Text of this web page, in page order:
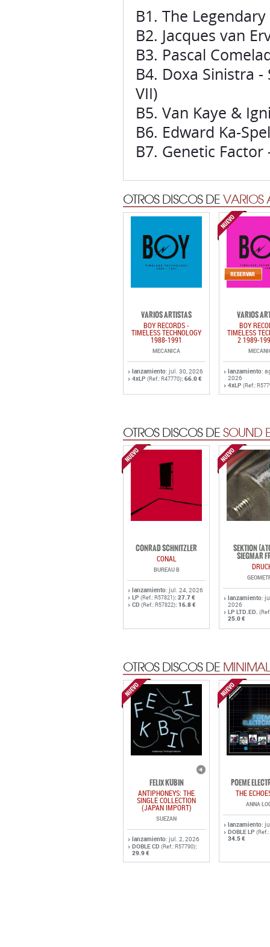
B1. The
B2. Jacques van
B3. Pascal
B4. Doxa Sinistra
VII)
B5. Van Kaye &
B6. Edward Ka-
B7. Genetic
OTROS DISCOS DEVARIOS
VARIOS ARTISTAS
BOY RECORDS -
TIMELESS TECHNOLOGY
1988-1991
MECANICA
lanzamiento: jul. 30, 2026
4xLP (Ref.: R47770): 66.0 €
VARIOS
BOY
TIMELESS
2 1989-
lanzamiento:
2026
4xLP (Ref.:
OTROS DISCOS DESOUND
CONRAD SCHNITZLER
CONAL
BUREAU B
lanzamiento: jul. 24, 2026
LP (Ref.: R57821): 27.7 €
CD (Ref.: R57822): 16.8 €
SEKTION
SIEGMAR
lanzamiento:
2026
LP LTD.ED.
25.0 €
OTROS DISCOS DE
FELIX KUBIN
ANTIPHONEYS: THE
SINGLE COLLECTION
(JAPAN IMPORT)
SUEZAN
lanzamiento: jul. 2, 2026
DOBLE CD (Ref.: R57790):
29.9 €
POEME
THE
ANNA
lanzamiento:
DOBLE LP
34.5 €